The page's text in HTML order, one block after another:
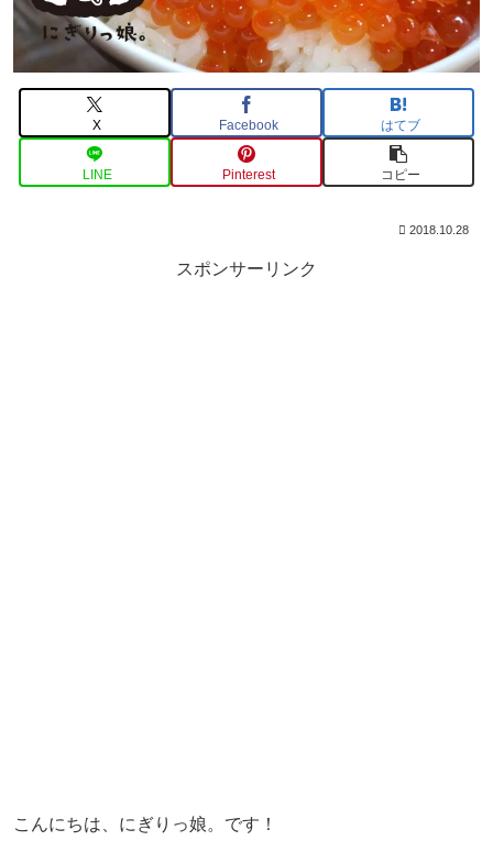
X Facebook はてブ
LINE Pinterest コピー
2018.10.28
スポンサーリンク
こんにちは、にぎりっ娘。です！